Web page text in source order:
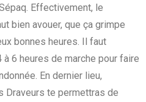
Effectivement, le
bien avouer, que ça grimpe
bonnes heures. Il faut
6 heures de marche pour faire
En dernier lieu,
Draveurs te permettras de